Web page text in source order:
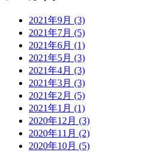
2021年9月 (3)
2021年7月 (5)
2021年6月 (1)
2021年5月 (3)
2021年4月 (3)
2021年3月 (3)
2021年2月 (5)
2021年1月 (1)
2020年12月 (3)
2020年11月 (2)
2020年10月 (5)